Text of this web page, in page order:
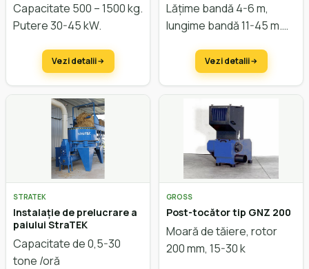
Capacitate 500 – 1500 kg.
Putere 30-45 kW.
Vezi detalii
Lățime bandă 4-6 m,
lungime bandă 11-45 m.
Vezi detalii
STRATEK
Instalație de prelucrare a
paiului StraTEK
Capacitate de 0,5-30
tone /oră
GROSS
Post-tocător tip GNZ 200
Moară de tăiere, rotor
200 mm, 15-30 k